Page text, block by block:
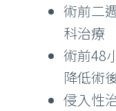
術前二
科治療
術前48
降低術
侵入性